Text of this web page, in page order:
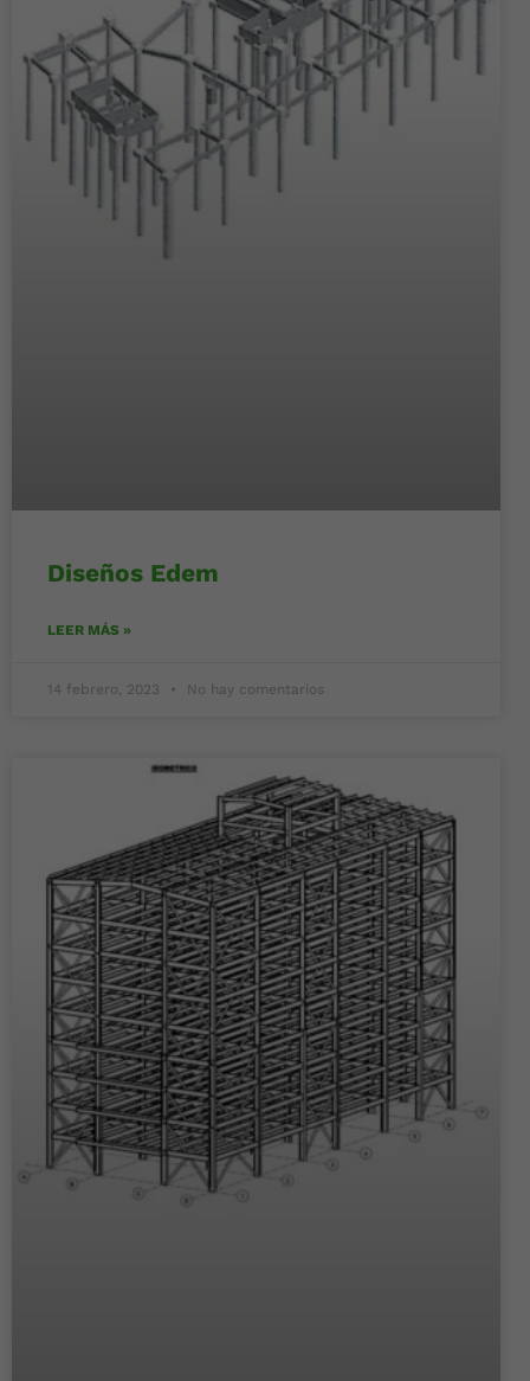
Diseños Edem
LEER MÁS »
14 febrero, 2023 No hay comentarios